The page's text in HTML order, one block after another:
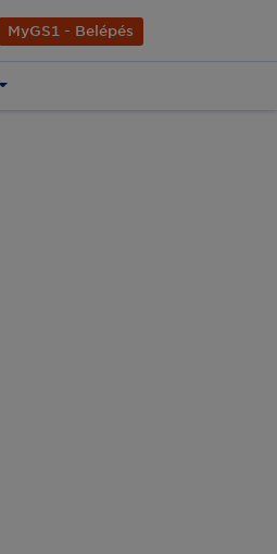
Rólunk
EN
MyGS1 - Belépés